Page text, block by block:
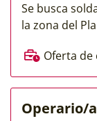
Se busca
la zona del
Oferta de
Operario/